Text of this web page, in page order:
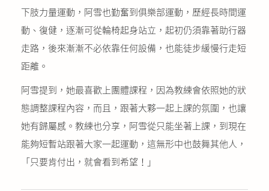
下肢力量運動，阿雪也勤奮到俱樂部運動，歷經長時間運
動、復健，逐漸可從輪椅起身站立，起初仍須靠著助行器
走路，後來漸漸不必依靠任何設備，也能徒步緩慢行走短
距離。
阿雪提到，她最喜歡上團體課程，因為教練會依照她的狀
態調整課程內容，而且，跟著大夥一起上課的氛圍，也讓
她有歸屬感。教練也分享，阿雪從只能坐著上課，到現在
能夠短暫站跟著大家一起運動，這無形中也鼓舞其他人，
「只要肯付出，就會看到希望！」